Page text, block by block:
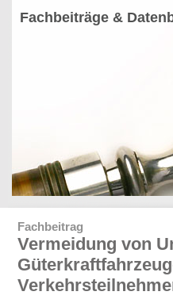
Fachbeiträge &
Fachbeitrag
Vermeidung von